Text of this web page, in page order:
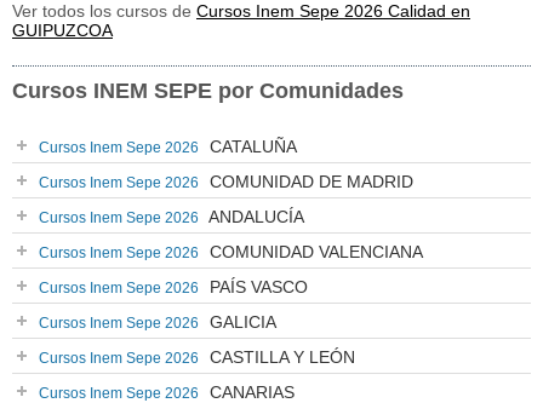
Ver todos los cursos de Cursos Inem Sepe 2026 Calidad en
GUIPUZCOA
Cursos INEM SEPE por Comunidades
Cursos Inem Sepe 2026 CATALUÑA
Cursos Inem Sepe 2026 COMUNIDAD DE MADRID
Cursos Inem Sepe 2026 ANDALUCÍA
Cursos Inem Sepe 2026 COMUNIDAD VALENCIANA
Cursos Inem Sepe 2026 PAÍS VASCO
Cursos Inem Sepe 2026 GALICIA
Cursos Inem Sepe 2026 CASTILLA Y LEÓN
Cursos Inem Sepe 2026 CANARIAS